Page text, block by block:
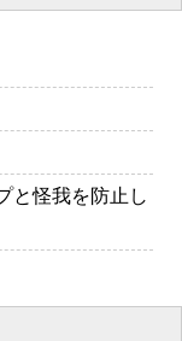
と怪我を防止し